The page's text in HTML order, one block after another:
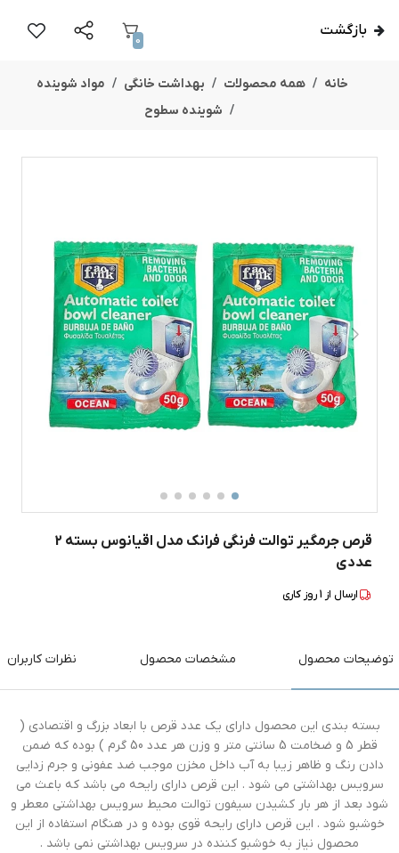
بازگشت
0
خانه همه محصولات بهداشت خانگی
مواد شوینده
شوینده سطوح
قرص جرمگیر توالت فرنگی فرانک مدل اقیانوس بسته 2
عددی
ارسال از 1روز کاری
توضیحات محصول مشخصات محصول نظرات کاربران
بسته بندی این محصول دارای یک عدد قرص با ابعاد بزرگ و اقتصادی (
قطر 5 و ضخامت 5 سانتی متر و وزن هر عدد 50 گرم ) بوده که ضمن
دادن رنگ و ظاهر زیبا به آب داخل مخزن موجب ضد عفونی و جرم زدایی
سرویس بهداشتی می شود . این قرص دارای رایحه می باشد که باعث می
شود بعد از هر بار کشیدن سیفون توالت محیط سرویس بهداشتی معطر و
خوشبو شود . این قرص دارای رایحه قوی بوده و در هنگام استفاده از این
محصول نیاز به خوشبو کننده در سرویس بهداشتی نمی باشد .